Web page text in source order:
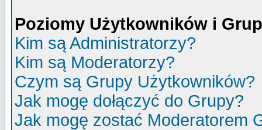
Poziomy Użytkowników i
Kim są Administratorzy?
Kim są Moderatorzy?
Czym są Grupy Użytkowników?
Jak mogę dołączyć do Grupy?
Jak mogę zostać Moderatorem